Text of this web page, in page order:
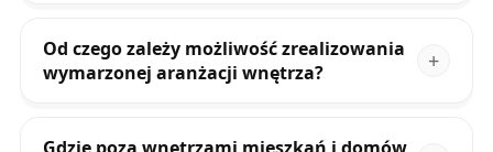
Od czego zależy możliwość zrealizowania
wymarzonej aranżacji wnętrza?